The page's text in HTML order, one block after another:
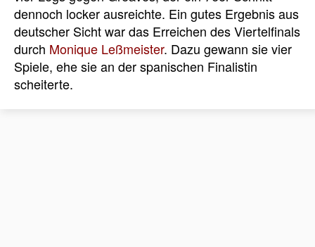
dennoch locker ausreichte. Ein gutes Ergebnis aus
deutscher Sicht war das Erreichen des Viertelfinals
durch Monique Leßmeister. Dazu gewann sie vier
Spiele, ehe sie an der spanischen Finalistin
scheiterte.